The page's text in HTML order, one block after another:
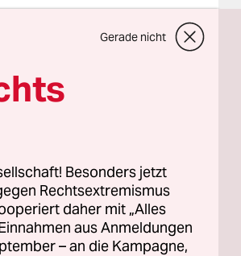
Gerade nicht
Besonders jetzt
Rechtsextremismus
daher mit „Alles
aus Anmeldungen
– an die Kampagne,